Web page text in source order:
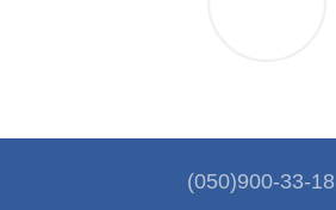
(050)900-33-18